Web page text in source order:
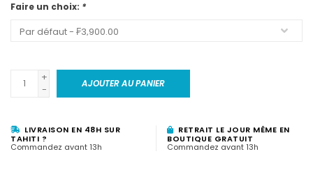
Faire un choix: *
+
-
AJOUTER AU PANIER
LIVRAISON EN 48H SUR
TAHITI ?
Commandez avant 13h
RETRAIT LE JOUR MÊME EN
BOUTIQUE GRATUIT
Commandez avant 13h